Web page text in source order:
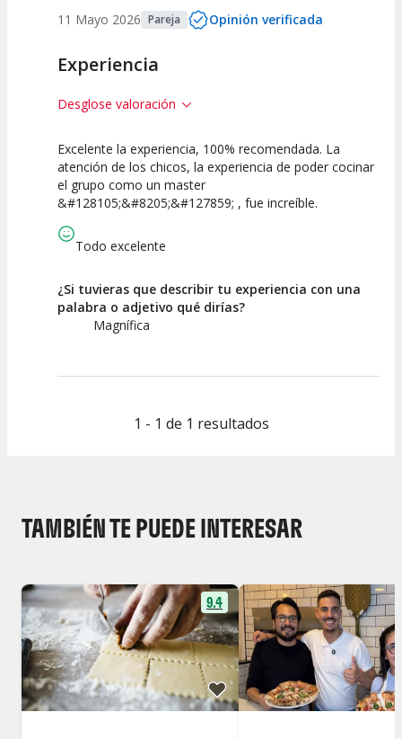
11 Mayo 2026 Pareja Opinión verificada
Experiencia
Desglose valoración
10
Calidad de la
Actividad
10
Atención del
Personal /
Excelente la experiencia, 100% recomendada. La
atención de los chicos, la experiencia de poder cocinar
el grupo como un master
&#128105;&#8205;&#127859; , fue increíble.
Todo excelente
¿Si tuvieras que describir tu experiencia con una
palabra o adjetivo qué dirías?
Magnífica
1 - 1 de 1 resultados
TAMBIÉN TE PUEDE INTERESAR
9.4